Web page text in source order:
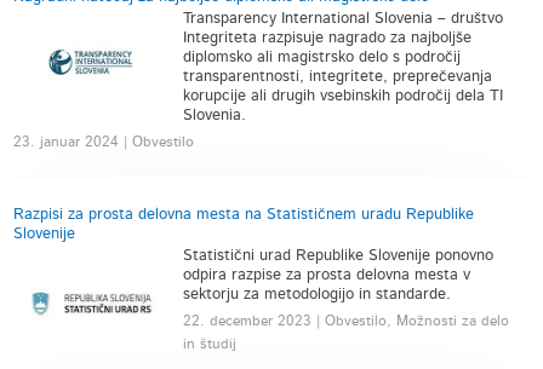
Transparency International Slovenia – društvo
Integriteta razpisuje nagrado za najboljše
diplomsko ali magistrsko delo s področij
transparentnosti, integritete, preprečevanja
korupcije ali drugih vsebinskih področij dela TI
Slovenia.
23. januar 2024 | Obvestilo
Razpisi za prosta delovna mesta na Statističnem uradu Republike
Slovenije
Statistični urad Republike Slovenije ponovno
odpira razpise za prosta delovna mesta v
sektorju za metodologijo in standarde.
22. december 2023 | Obvestilo, Možnosti za delo
in študij